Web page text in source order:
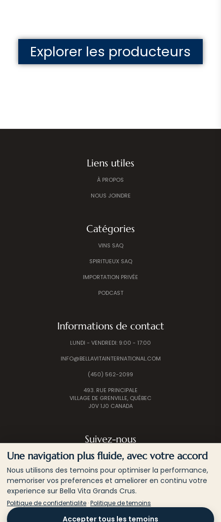
Explorer les producteurs
Liens utiles
À PROPOS
NOUS JOINDRE
Catégories
VINS SAQ
SPIRITUEUX SAQ
IMPORTATION PRIVÉE
PODCAST
Informations de contact
LUNDI - VENDREDI: 9:00 - 17:00
INFO@BELLAVITAINTERNATIONAL.COM
(450) 562-2099
493. RUE PRINCIPALE
VILLAGE DE GRENVILLE, QUÉBEC
J0V 1J0 CANADA
Suivez-nous
© 2026 BELLA VITA INTERNATIONAL | TOUS LES
Une navigation plus fluide, avec votre accord
Nous utilisons des temoins pour optimiser la performance,
memoriser vos preferences et ameliorer en continu votre
experience sur Bella Vita Grands Crus.
Politique de confidentialite ·Politique de temoins
Accepter tous les temoins